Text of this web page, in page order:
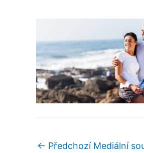
← Předchozí Mediální